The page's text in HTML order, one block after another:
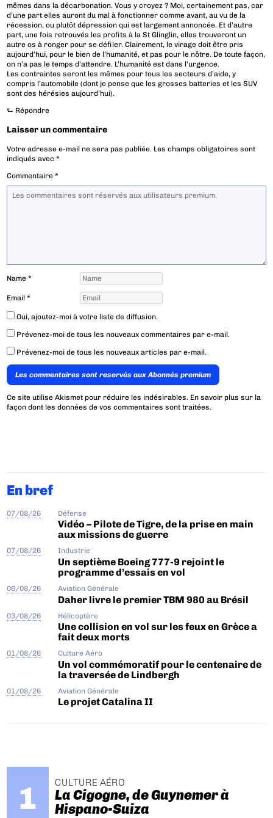
mêmes dans la décarbonation. Vous y croyez ? Moi, certainement pas, car
d’une part elles auront du mal à fonctionner comme avant, au vu de la
récession, ou plutôt dépression qui est largement annoncée. Et d’autre
part, une fois retrouvés les profits à la St Glinglin, elles trouveront un
autre os à ronger pour se défiler. Clairement, le virage doit être pris
aujourd’hui, pour le bien de l’humanité, et pas pour le nôtre. De toute façon,
on n’a pas le temps d’attendre. L’humanité est dans l’urgence.
Les contraintes seront les mêmes pour tous les secteurs d’aide, y
compris l’automobile (dont je pense que les grosses batteries et les SUV
sont des hérésies aujourd’hui).
⮑ Répondre
Laisser un commentaire
Votre adresse e-mail ne sera pas publiée. Les champs obligatoires sont
indiqués avec*
Commentaire*
Name*
Email*
Oui, ajoutez-moi à votre liste de diffusion.
Prévenez-moi de tous les nouveaux commentaires par e-mail.
Prévenez-moi de tous les nouveaux articles par e-mail.
Les commentaires sont reservés aux Abonnés premium
Ce site utilise Akismet pour réduire les indésirables. En savoir plus sur la
façon dont les données de vos commentaires sont traitées.
En bref
07/08/26 Défense
Vidéo – Pilote de Tigre, de la prise en main
aux missions de guerre
07/08/26 Industrie
Un septième Boeing 777-9 rejoint le
programme d’essais en vol
06/08/26 Aviation Générale
Daher livre le premier TBM 980 au Brésil
03/08/26 Hélicoptère
Une collision en vol sur les feux en Grèce a
fait deux morts
01/08/26 Culture Aéro
Un vol commémoratif pour le centenaire de
la traversée de Lindbergh
01/08/26 Aviation Générale
Le projet Catalina II
CULTURE AÉRO
La Cigogne, de Guynemer à
Hispano-Suiza